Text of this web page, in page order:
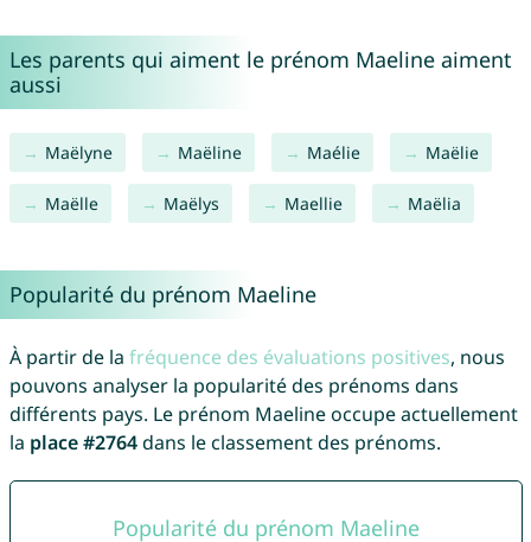
Les parents qui aiment le prénom Maeline aiment
aussi
Maëlyne Maëline Maélie Maëlie
Maëlle Maëlys Maellie Maëlia
Popularité du prénom Maeline
À partir de la fréquence des évaluations positives, nous
pouvons analyser la popularité des prénoms dans
différents pays. Le prénom Maeline occupe actuellement
la place #2764dans le classement des prénoms.